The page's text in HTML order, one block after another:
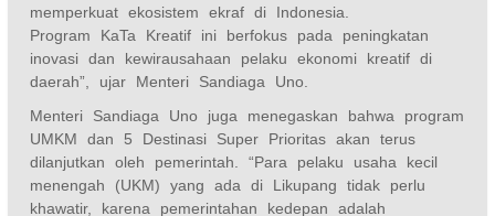
memperkuat ekosistem ekraf di Indonesia.
Program KaTa Kreatif ini berfokus pada peningkatan
inovasi dan kewirausahaan pelaku ekonomi kreatif di
daerah”, ujar Menteri Sandiaga Uno.
Menteri Sandiaga Uno juga menegaskan bahwa program
UMKM dan 5 Destinasi Super Prioritas akan terus
dilanjutkan oleh pemerintah. “Para pelaku usaha kecil
menengah (UKM) yang ada di Likupang tidak perlu
khawatir, karena pemerintahan kedepan adalah